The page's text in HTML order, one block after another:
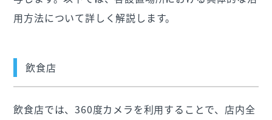
用方法について詳しく解説します。
飲食店
飲食店では、360度カメラを利用することで、店内全